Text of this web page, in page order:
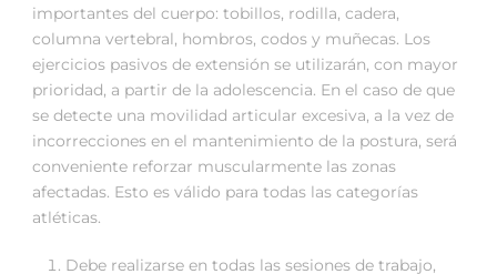
importantes del cuerpo: tobillos, rodilla, cadera,
columna vertebral, hombros, codos y muñecas. Los
ejercicios pasivos de extensión se utilizarán, con mayor
prioridad, a partir de la adolescencia. En el caso de que
se detecte una movilidad articular excesiva, a la vez de
incorrecciones en el mantenimiento de la postura, será
conveniente reforzar muscularmente las zonas
afectadas. Esto es válido para todas las categorías
atléticas.
Debe realizarse en todas las sesiones de trabajo,